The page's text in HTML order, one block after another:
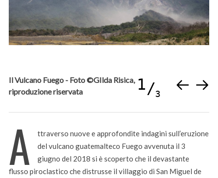
Il Vulcano Fuego - Foto ©GIlda Risica,
riproduzione riservata
1
3
A
ttraverso nuove e approfondite indagini sull’eruzione
del vulcano guatemalteco Fuego avvenuta il 3
giugno del 2018 si è scoperto che il devastante
flusso piroclastico che distrusse il villaggio di San Miguel de